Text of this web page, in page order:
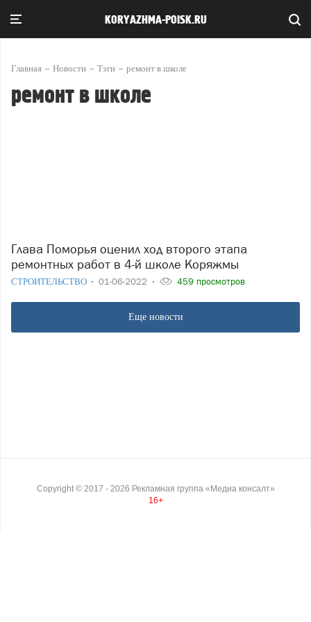
KORYAZHMA-POISK.RU
Главная Новости Тэги ремонт в школе
ремонт в школе
Глава Поморья оценил ход второго этапа
ремонтных работ в 4-й школе Коряжмы
СТРОИТЕЛЬСТВО 01-06-2022 459 просмотров
Еще новости
Copyright © 2017 - 2026 Рекламная группа «Медиа консалт»
16+